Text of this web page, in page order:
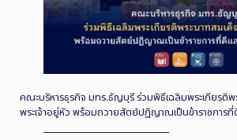
คณะบริหารธุรกิจ มทร.ธัญบุรี ร่วมพิธีเฉลิมพระเกียรติพ
พระเจ้าอยู่หัว พร้อมถวายสัตย์ปฏิญาณเป็นข้าราชการ